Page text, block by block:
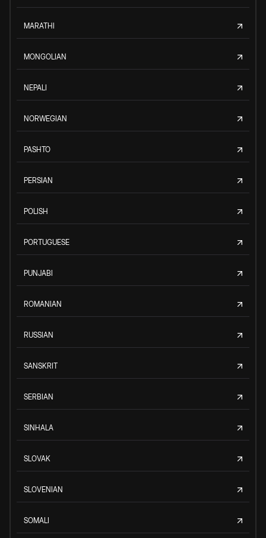
MARATHI
MONGOLIAN
NEPALI
NORWEGIAN
PASHTO
PERSIAN
POLISH
PORTUGUESE
PUNJABI
ROMANIAN
RUSSIAN
SANSKRIT
SERBIAN
SINHALA
SLOVAK
SLOVENIAN
SOMALI